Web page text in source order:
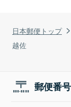
日本郵便トップ
越佐
郵便番